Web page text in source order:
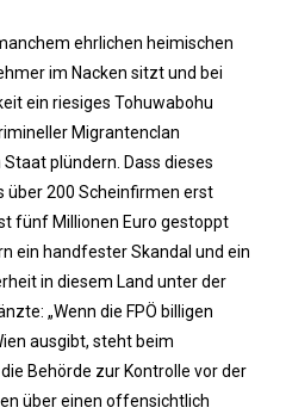
ehrlichen heimischen
im Nacken sitzt und bei
ein riesiges Tohuwabohu
Migrantenclan
plündern. Dass dieses
über 200 Scheinfirmen erst
fünf Millionen Euro gestoppt
ein handfester Skandal und ein
in diesem Land unter der
„Wenn die FPÖ billigen
ausgibt, steht beim
Behörde zur Kontrolle vor der
über einen offensichtlich